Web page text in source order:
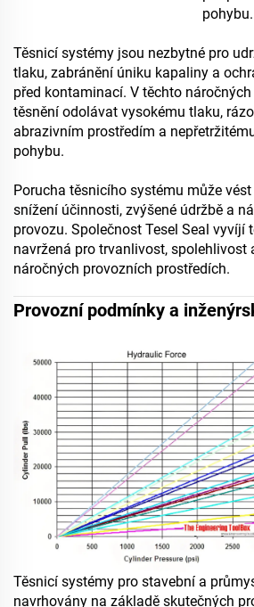
pohybu.
Těsnicí systémy jsou nezbytné pro
tlaku, zabránění úniku kapaliny a
před kontaminací. V těchto
těsnění odolávat vysokému tlaku,
abrazivním prostředím a
pohybu.
Porucha těsnicího systému může
snížení účinnosti, zvýšené údržbě a
provozu. Společnost Tesel Seal vyvíjí
navržená pro trvanlivost, spolehlivost
náročných provozních prostředích.
Provozní podmínky a
Těsnicí systémy pro stavební a
navrhovány na základě skutečných